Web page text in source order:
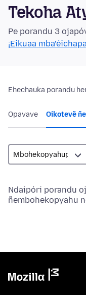
Tekoha
Pe porandu 3
¡Eikuaa
Ehechauka porandu
Opavave Oikotevẽ
Ndaipóri porandu
ñembohekopyahu